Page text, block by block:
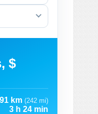
$
km (242 mi)
3 h 24 min